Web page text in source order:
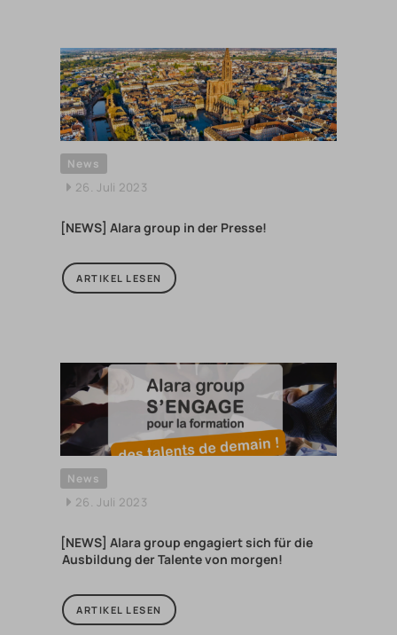
News
26. Juli 2023
[NEWS] Alara group in der Presse!
ARTIKEL LESEN
News
26. Juli 2023
[NEWS] Alara group engagiert sich für die
Ausbildung der Talente von morgen!
ARTIKEL LESEN